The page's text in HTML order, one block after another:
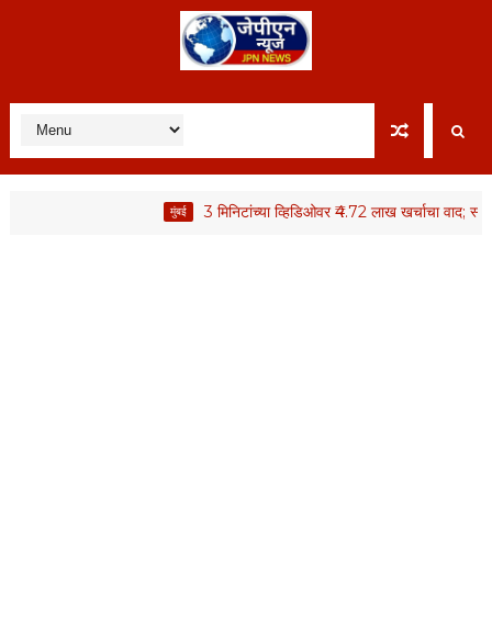
3 मिनिटांच्या व्हिडिओवर ₹4.72 लाख खर्चाचा वाद; स्थायी